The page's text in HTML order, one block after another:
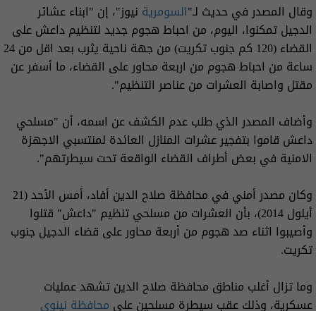
وقال المصدر في حديث لـ"السومرية نيوز"، إن "ابناء عشائر
الدجيل تمكنوا، اليوم، من احباط هجوم جديد لتنظيم داعش على
القضاء (120 كم جنوب تكريت) من جهة ناحية يثرب بعد اقل من 24
ساعة من احباط هجوم من اربعة محاور على القضاء، ما أسفر عن
مقتل واصابة العشرات من عناصر التنظيم".
وأضاف المصدر الذي طلب عدم الكشف عن اسمه، أن "مسلحي
داعش قاموا بتفجير عشرات المنازل العائدة لمنتسبي الاجهزة
الامنية في بعض أطراف القضاء الواقعة تحت سيطرتهم".
وكان مصدر أمني في محافظة صلاح الدين أفاد، أمس الأحد (21
أيلول 2014)، بأن العشرات من مسلحي تنظيم "داعش" قتلوا
وأصيبوا اثناء صد هجوم من أربعة محاور على قضاء الدجيل جنوب
تكريت.
وما تزال أغلب مناطق محافظة صلاح الدين تشهد عمليات
عسكرية، وذلك عقب سيطرة مسلحين على محافظة نينوى